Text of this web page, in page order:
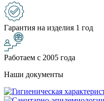
Гарантия на изделия 1 год
Работаем с 2005 года
Наши документы